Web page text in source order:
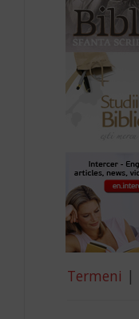
Termeni |